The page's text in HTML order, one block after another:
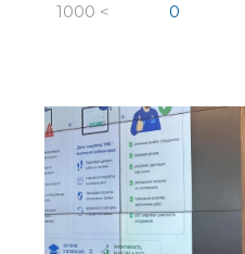
1000 < 0